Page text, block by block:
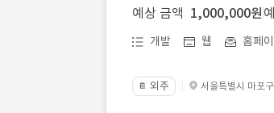
예상 금액 1,000,000원
개발 웹 홈페
📔 외주 서울특별시 마포구